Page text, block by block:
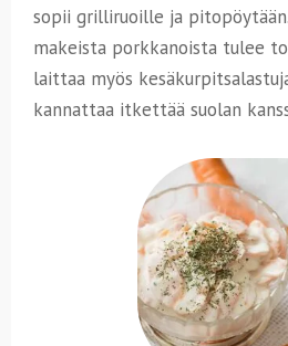
sopii grilliruoille ja
makeista porkkanoista tulee
laittaa myös
kannattaa itkettää suolan